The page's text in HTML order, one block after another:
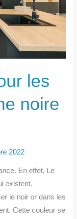
les
noire
2022
En effet, Le
existent.
le noir or dans les
Cette couleur se